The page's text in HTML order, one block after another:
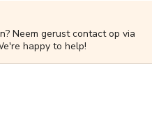
Neem gerust contact op via
happy to help!